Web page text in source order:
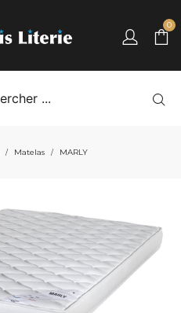
0
/ Matelas / MARLY